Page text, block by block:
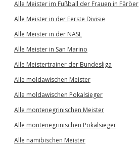
Alle Meister im Fußball der Frauen in Färöer
Alle Meister in der Eerste Divisie
Alle Meister in der NASL
Alle Meister in San Marino
Alle Meistertrainer der Bundesliga
Alle moldawischen Meister
Alle moldawischen Pokalsieger
Alle montenegrinischen Meister
Alle montenegrinischen Pokalsieger
Alle namibischen Meister